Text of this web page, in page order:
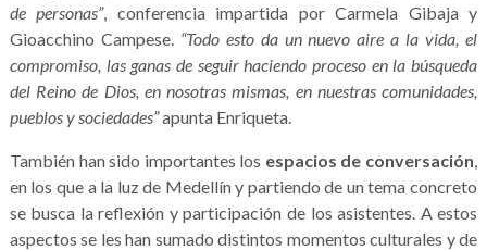
de personas”, conferencia impartida por Carmela Gibaja y
Gioacchino Campese. “Todo esto da un nuevo aire a la vida, el
compromiso, las ganas de seguir haciendo proceso en la búsqueda
del Reino de Dios, en nosotras mismas, en nuestras comunidades,
pueblos y sociedades”apunta Enriqueta.
También han sido importantes los espacios de conversación,
en los que a la luz de Medellín y partiendo de un tema concreto
se busca la reflexión y participación de los asistentes. A estos
aspectos se les han sumado distintos momentos culturales y de